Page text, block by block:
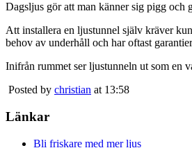
Dagsljus gör att man känner sig pigg och
Att installera en ljustunnel själv kräver
behov av underhåll och har oftast
Inifrån rummet ser ljustunneln ut som en
Posted by christian at 13:58
Länkar
Bli friskare med mer ljus